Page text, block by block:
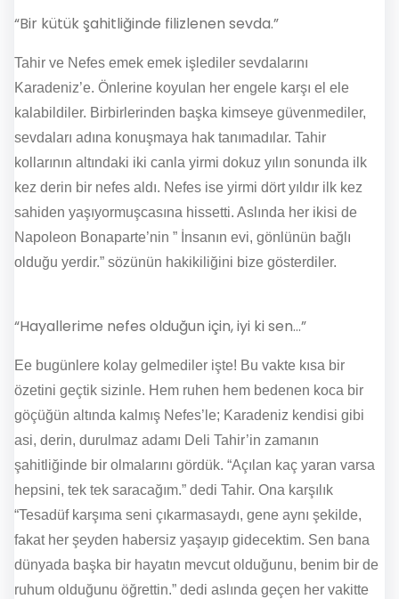
“Bir kütük şahitliğinde filizlenen sevda.”
Tahir ve Nefes emek emek işlediler sevdalarını
Karadeniz’e. Önlerine koyulan her engele karşı el ele
kalabildiler. Birbirlerinden başka kimseye güvenmediler,
sevdaları adına konuşmaya hak tanımadılar. Tahir
kollarının altındaki iki canla yirmi dokuz yılın sonunda ilk
kez derin bir nefes aldı. Nefes ise yirmi dört yıldır ilk kez
sahiden yaşıyormuşcasına hissetti. Aslında her ikisi de
Napoleon Bonaparte’nin ” İnsanın evi, gönlünün bağlı
olduğu yerdir.” sözünün hakikiliğini bize gösterdiler.
“Hayallerime nefes olduğun için, iyi ki sen…”
Ee bugünlere kolay gelmediler işte! Bu vakte kısa bir
özetini geçtik sizinle. Hem ruhen hem bedenen koca bir
göçüğün altında kalmış Nefes’le; Karadeniz kendisi gibi
asi, derin, durulmaz adamı Deli Tahir’in zamanın
şahitliğinde bir olmalarını gördük. “Açılan kaç yaran varsa
hepsini, tek tek saracağım.” dedi Tahir. Ona karşılık
“Tesadüf karşıma seni çıkarmasaydı, gene aynı şekilde,
fakat her şeyden habersiz yaşayıp gidecektim. Sen bana
dünyada başka bir hayatın mevcut olduğunu, benim bir de
ruhum olduğunu öğrettin.” dedi aslında geçen her vakitte